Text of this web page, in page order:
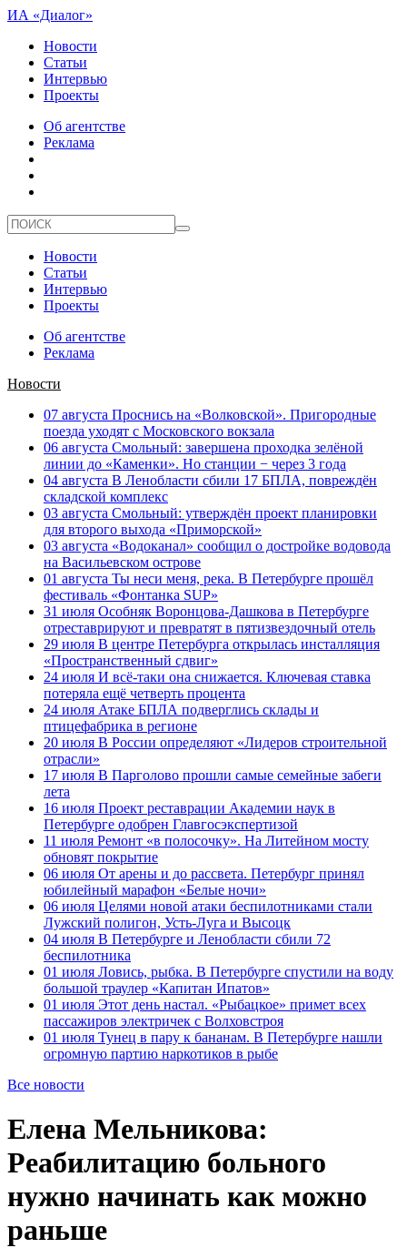
ИА «Диалог»
Новости
Статьи
Интервью
Проекты
Об агентстве
Реклама
Новости
Статьи
Интервью
Проекты
Об агентстве
Реклама
Новости
07 августа Проснись на «Волковской». Пригородные
поезда уходят с Московского вокзала
06 августа Смольный: завершена проходка зелёной
линии до «Каменки». Но станции − через 3 года
04 августа В Ленобласти сбили 17 БПЛА, повреждён
складской комплекс
03 августа Смольный: утверждён проект планировки
для второго выхода «Приморской»
03 августа «Водоканал» сообщил о достройке водовода
на Васильевском острове
01 августа Ты неси меня, река. В Петербурге прошёл
фестиваль «Фонтанка SUP»
31 июля Особняк Воронцова-Дашкова в Петербурге
отреставрируют и превратят в пятизвездочный отель
29 июля В центре Петербурга открылась инсталляция
«Пространственный сдвиг»
24 июля И всё-таки она снижается. Ключевая ставка
потеряла ещё четверть процента
24 июля Атаке БПЛА подверглись склады и
птицефабрика в регионе
20 июля В России определяют «Лидеров строительной
отрасли»
17 июля В Парголово прошли самые семейные забеги
лета
16 июля Проект реставрации Академии наук в
Петербурге одобрен Главгосэкспертизой
11 июля Ремонт «в полосочку». На Литейном мосту
обновят покрытие
06 июля От арены и до рассвета. Петербург принял
юбилейный марафон «Белые ночи»
06 июля Целями новой атаки беспилотниками стали
Лужский полигон, Усть-Луга и Высоцк
04 июля В Петербурге и Ленобласти сбили 72
беспилотника
01 июля Ловись, рыбка. В Петербурге спустили на воду
большой траулер «Капитан Ипатов»
01 июля Этот день настал. «Рыбацкое» примет всех
пассажиров электричек с Волховстроя
01 июля Тунец в пару к бананам. В Петербурге нашли
огромную партию наркотиков в рыбе
Все новости
Елена Мельникова:
Реабилитацию больного
нужно начинать как можно
раньше